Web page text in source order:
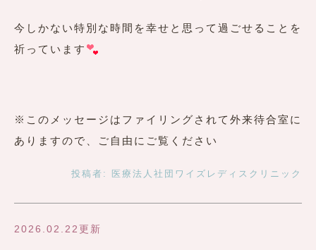
今しかない特別な時間を幸せと思って過ごせることを
祈っています
※このメッセージはファイリングされて外来待合室に
ありますので、ご自由にご覧ください
投稿者: 医療法人社団ワイズレディスクリニック
2026.02.22更新